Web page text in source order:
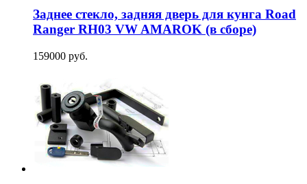
Заднее стекло, задняя дверь для кунга Road
Ranger RH03 VW AMAROK (в сборе)
159000 руб.